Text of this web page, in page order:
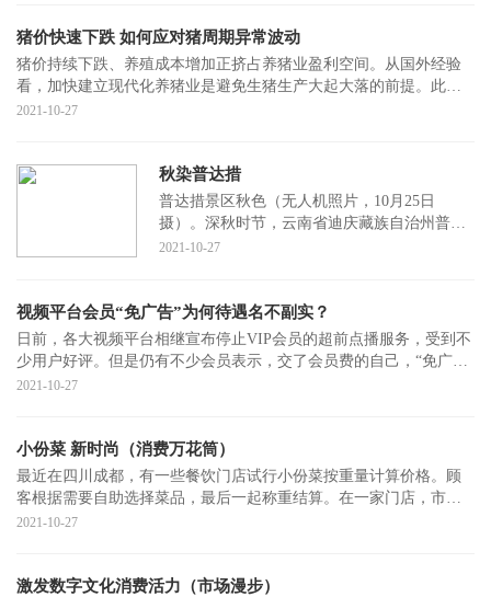
猪价快速下跌 如何应对猪周期异常波动
猪价持续下跌、养殖成本增加正挤占养猪业盈利空间。从国外经验
看，加快建立现代化养猪业是避免生猪生产大起大落的前提。此
外，各地也要坚持
2021-10-27
秋染普达措
普达措景区秋色（无人机照片，10月25日
摄）。深秋时节，云南省迪庆藏族自治州普达
措景区内层林尽染，景色宜人。普达措景区位
2021-10-27
视频平台会员“免广告”为何待遇名不副实？
日前，各大视频平台相继宣布停止VIP会员的超前点播服务，受到不
少用户好评。但是仍有不少会员表示，交了会员费的自己，“免广
告”的待遇名
2021-10-27
小份菜 新时尚（消费万花筒）
最近在四川成都，有一些餐饮门店试行小份菜按重量计算价格。顾
客根据需要自助选择菜品，最后一起称重结算。在一家门店，市民
王梦雅挑选了清
2021-10-27
激发数字文化消费活力（市场漫步）